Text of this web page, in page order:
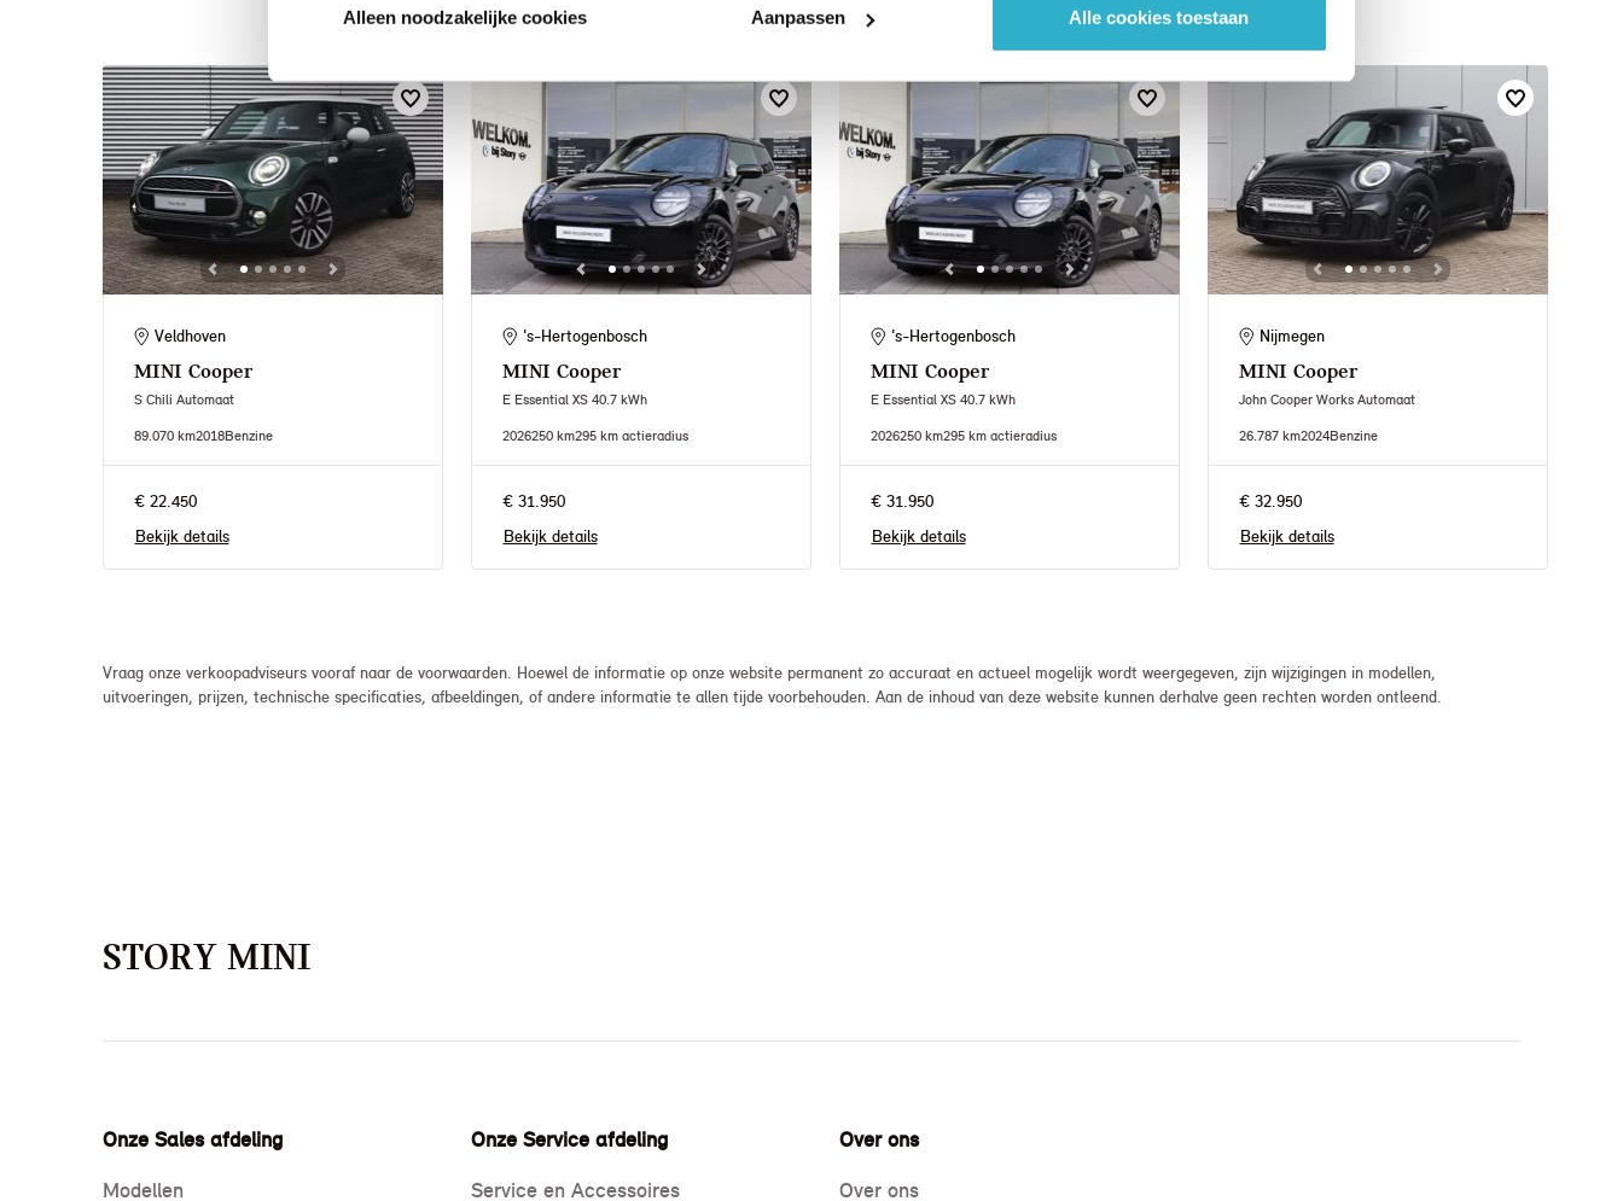
Alleen noodzakelijke cookies Aanpassen Alle cookies toestaan
Veldhoven
MINI Cooper
S Chili Automaat
89.070 km2018Benzine
€ 22.450
Bekijk details
's-Hertogenbosch
MINI Cooper
E Essential XS 40.7 kWh
2026250 km295 km actieradius
€ 31.950
Bekijk details
's-Hertogenbosch
MINI Cooper
E Essential XS 40.7 kWh
2026250 km295 km actieradius
€ 31.950
Bekijk details
Nijmegen
MINI Cooper
John Cooper Works Automaat
26.787 km2024Benzine
€ 32.950
Bekijk details
Vraag onze verkoopadviseurs vooraf naar de voorwaarden. Hoewel de informatie op onze website permanent zo accuraat en actueel mogelijk wordt weergegeven, zijn wijzigingen in modellen,
uitvoeringen, prijzen, technische specificaties, afbeeldingen, of andere informatie te allen tijde voorbehouden. Aan de inhoud van deze website kunnen derhalve geen rechten worden ontleend.
STORY MINI
Onze Sales afdeling
Modellen
Onze Service afdeling
Service en Accessoires
Over ons
Over ons